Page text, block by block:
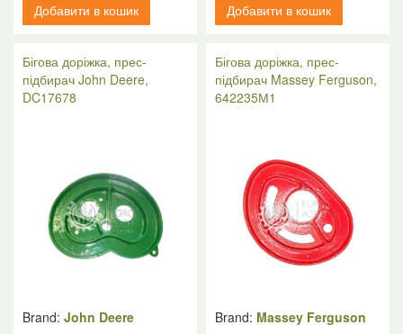
Добавити в кошик Добавити в кошик
Бігова доріжка, прес-
підбирач John Deere,
DC17678
Brand: John Deere
Бігова доріжка, прес-
підбирач Massey Ferguson,
642235М1
Brand: Massey Ferguson